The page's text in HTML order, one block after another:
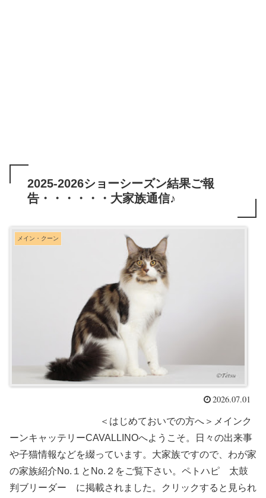
2025-2026ショーシーズン結果ご報
告・・・・・・大家族通信♪
メイン・クーン
2026.07.01
＜はじめておいでの方へ＞メインク
ーンキャッテリーCAVALLINOへようこそ。日々の出来事
や子猫情報などを綴っています。大家族ですので、わが家
の家族紹介No.１とNo.２をご覧下さい。ペトハピ 太鼓
判ブリーダー に掲載されました。クリックすると見られ